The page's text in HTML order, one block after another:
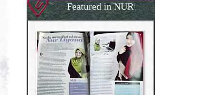
Featured in NUR